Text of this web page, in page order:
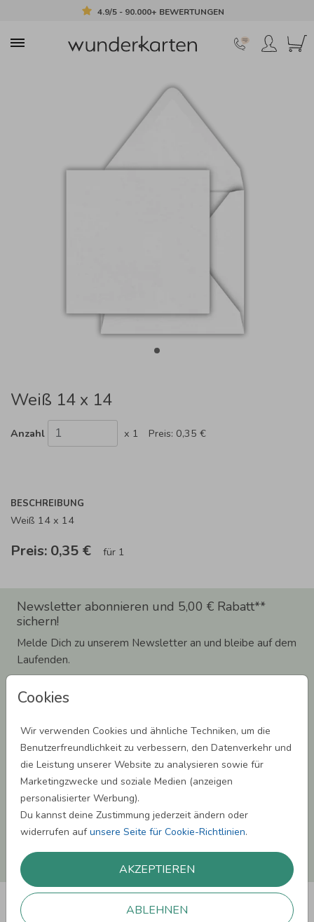
4.9/5 - 90.000+ BEWERTUNGEN
Cookies
Wir verwenden Cookies und ähnliche Techniken, um die
Benutzerfreundlichkeit zu verbessern, den Datenverkehr und
die Leistung unserer Website zu analysieren sowie für
Marketingzwecke und soziale Medien (anzeigen
personalisierter Werbung).
Du kannst deine Zustimmung jederzeit ändern oder
widerrufen aufunsere Seite für Cookie-Richtlinien.
AKZEPTIEREN
ABLEHNEN
Weiß 14 x 14
Anzahl x 1 Preis: 0,35 €
BESCHREIBUNG
Weiß 14 x 14
Preis: 0,35 € für 1
Newsletter abonnieren und 5,00 € Rabatt**
sichern!
Melde Dich zu unserem Newsletter an und bleibe auf dem
Laufenden.
Einwilligung zur Datennutzung für Marketingzwecke: Hiermit willigst Du ein,
dass wir Dich mit neuesten Informationen aus unserem Angebot informieren
können. Dies umfasst den Versand unseres Newsletters. Zudem können wir Dir
Produktinformationen zu Deinen Interessen auf anderen Plattformen wie
Facebook und Google anzeigen. Um Dir diesen Service anbieten zu können,
nutzen wir Deine personenbezogenen Daten und teilen diese auch mit Dritten,
wenn erforderlich. Du kannst diese Einwilligung jederzeit widerrufen. Weitere
Informationen erhätst Du in unserer Datenschutzerklärung.
ANMELDEN